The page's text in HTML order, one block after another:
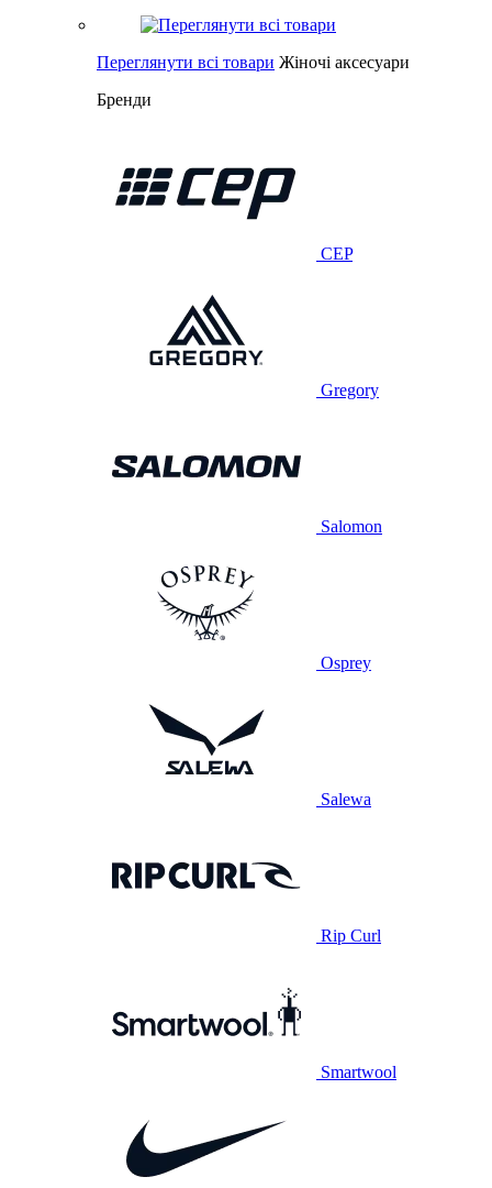
Переглянути всі товари Жіночі аксесуари
Бренди
CEP
Gregory
Salomon
Osprey
Salewa
Rip Curl
Smartwool